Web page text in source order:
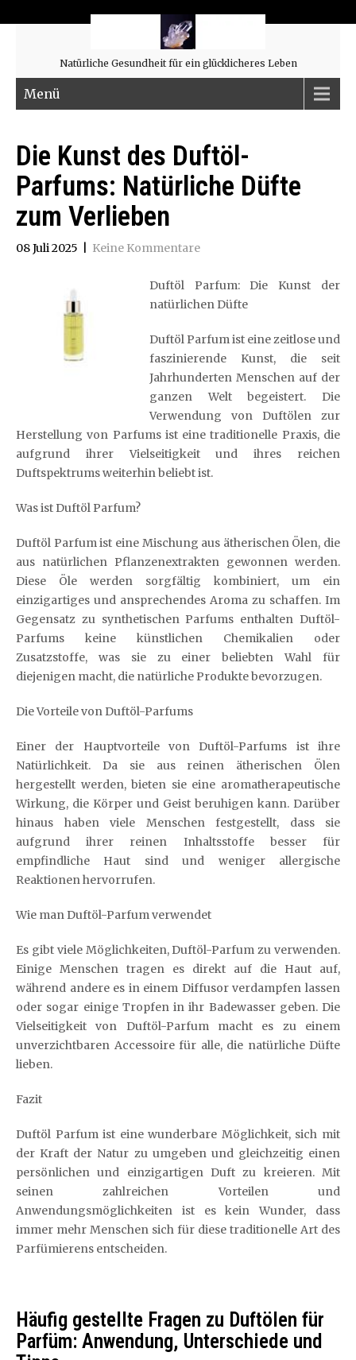
Natürliche Gesundheit für ein glücklicheres Leben
Menü
Die Kunst des Duftöl-
Parfums: Natürliche Düfte
zum Verlieben
08 Juli 2025 Keine Kommentare
Duftöl Parfum: Die Kunst der
natürlichen Düfte
Duftöl Parfum ist eine zeitlose und
faszinierende Kunst, die seit
Jahrhunderten Menschen auf der
ganzen Welt begeistert. Die
Verwendung von Duftölen zur
Herstellung von Parfums ist eine traditionelle Praxis, die
aufgrund ihrer Vielseitigkeit und ihres reichen
Duftspektrums weiterhin beliebt ist.
Was ist Duftöl Parfum?
Duftöl Parfum ist eine Mischung aus ätherischen Ölen, die
aus natürlichen Pflanzenextrakten gewonnen werden.
Diese Öle werden sorgfältig kombiniert, um ein
einzigartiges und ansprechendes Aroma zu schaffen. Im
Gegensatz zu synthetischen Parfums enthalten Duftöl-
Parfums keine künstlichen Chemikalien oder
Zusatzstoffe, was sie zu einer beliebten Wahl für
diejenigen macht, die natürliche Produkte bevorzugen.
Die Vorteile von Duftöl-Parfums
Einer der Hauptvorteile von Duftöl-Parfums ist ihre
Natürlichkeit. Da sie aus reinen ätherischen Ölen
hergestellt werden, bieten sie eine aromatherapeutische
Wirkung, die Körper und Geist beruhigen kann. Darüber
hinaus haben viele Menschen festgestellt, dass sie
aufgrund ihrer reinen Inhaltsstoffe besser für
empfindliche Haut sind und weniger allergische
Reaktionen hervorrufen.
Wie man Duftöl-Parfum verwendet
Es gibt viele Möglichkeiten, Duftöl-Parfum zu verwenden.
Einige Menschen tragen es direkt auf die Haut auf,
während andere es in einem Diffusor verdampfen lassen
oder sogar einige Tropfen in ihr Badewasser geben. Die
Vielseitigkeit von Duftöl-Parfum macht es zu einem
unverzichtbaren Accessoire für alle, die natürliche Düfte
lieben.
Fazit
Duftöl Parfum ist eine wunderbare Möglichkeit, sich mit
der Kraft der Natur zu umgeben und gleichzeitig einen
persönlichen und einzigartigen Duft zu kreieren. Mit
seinen zahlreichen Vorteilen und
Anwendungsmöglichkeiten ist es kein Wunder, dass
immer mehr Menschen sich für diese traditionelle Art des
Parfümierens entscheiden.
Häufig gestellte Fragen zu Duftölen für
Parfüm: Anwendung, Unterschiede und